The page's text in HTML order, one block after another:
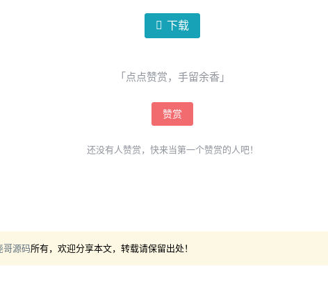
下载
「点点赞赏，手留余香」
赞赏
还没有人赞赏，快来当第一个赞赏的人吧！
哥源码所有，欢迎分享本文，转载请保留出处！